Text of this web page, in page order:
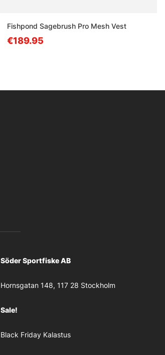
Fishpond Sagebrush Pro Mesh Vest
€189.95
Söder Sportfiske AB
Hornsgatan 148, 117 28 Stockholm
Sale!
Black Friday Kalastus